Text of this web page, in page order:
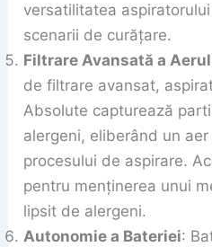
versatilitatea
scenarii de curățare.
Filtrare Avansată a
de filtrare avansat,
Absolute capturează
alergeni, eliberând un
procesului de aspirare.
pentru menținerea unui
lipsit de alergeni.
Autonomie a Bateriei: